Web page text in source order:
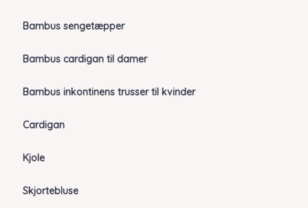
Bambus sengetæpper
Bambus cardigan til damer
Bambus inkontinens trusser til kvinder
Cardigan
Kjole
Skjortebluse